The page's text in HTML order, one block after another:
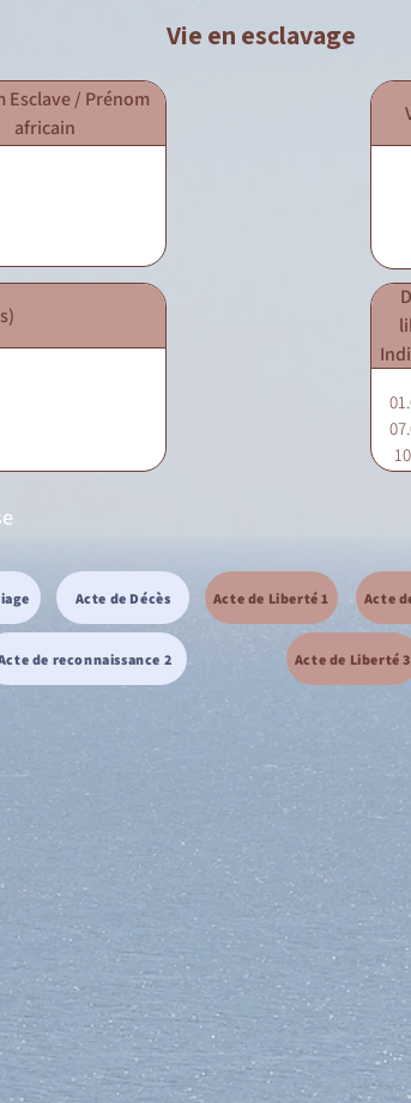
Vie en esclavage
Esclave / Prénom
africain
Acte de Décès
de reconnaissance 2
Acte de Liberté 1 Acte
Acte de Liberté 3